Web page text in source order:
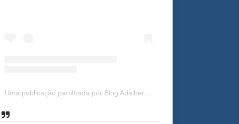
Uma publicação partilhada por Blog Adalberto Gomes Noticias (@blogadalbertogomesnoticiass)